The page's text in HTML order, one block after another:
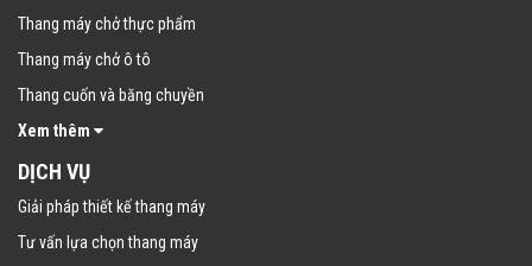
Thang máy chở thực phẩm
Thang máy chở ô tô
Thang cuốn và băng chuyền
Xem thêm
DỊCH VỤ
Giải pháp thiết kế thang máy
Tư vấn lựa chọn thang máy